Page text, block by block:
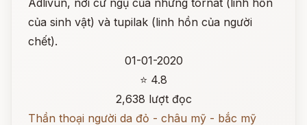
Adlivun, nơi cư ngụ của những tornat (linh hồn
của sinh vật) và tupilak (linh hồn của người
chết).
01-01-2020
⭐ 4.8
2,638 lượt đọc
Thần thoại người da đỏ - châu mỹ - bắc mỹ